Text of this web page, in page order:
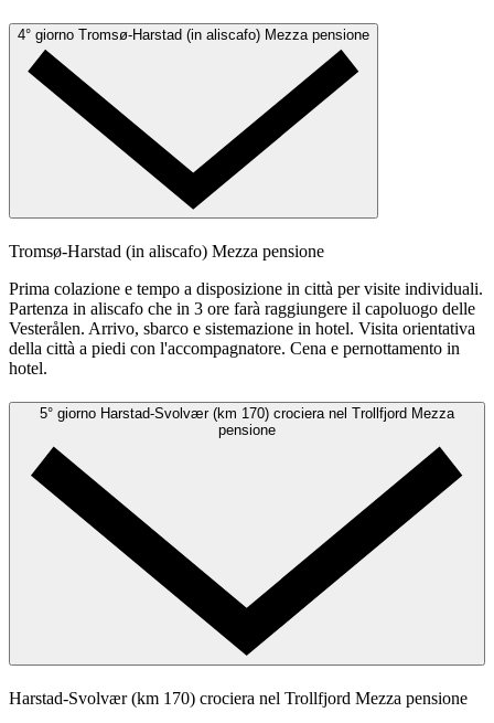
4° giorno Tromsø-Harstad (in aliscafo) Mezza pensione
Tromsø-Harstad (in aliscafo) Mezza pensione
Prima colazione e tempo a disposizione in città per visite individuali.
Partenza in aliscafo che in 3 ore farà raggiungere il capoluogo delle
Vesterålen. Arrivo, sbarco e sistemazione in hotel. Visita orientativa
della città a piedi con l'accompagnatore. Cena e pernottamento in
hotel.
5° giorno Harstad-Svolvær (km 170) crociera nel Trollfjord Mezza
pensione
Harstad-Svolvær (km 170) crociera nel Trollfjord Mezza pensione